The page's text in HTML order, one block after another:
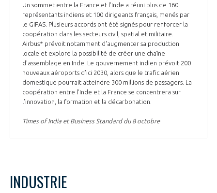
NOS MISSIONS
NOTRE HISTOIRE
LE CONSEIL DU GIFAS
L’ÉQUIPE DU GIFAS
NOS RÉSEAUX À L'INTERNATIONAL
FONCTIONNEMENT
GEADS
COMITÉ AERO PME
STARTAIR
COMMISSIONS ET COMITÉS
ACCOMPAGNEMENT DE NOS ADHÉRENTS
LES PROGRAMMES DU GIFAS
UN ÉCOSYSTÈME INTÉGRÉ ET COHÉRENT
LA MÉDIATION
LA MÉDIATION DANS LA FILIÈRE AÉRONAUTIQUE ET SPATIALE
L'OBSERVATOIRE
CHIFFRES CLÉS
Un sommet entre la France et l’Inde a réuni plus de 160
représentants indiens et 100 dirigeants français, menés par
le GIFAS. Plusieurs accords ont été signés pour renforcer la
coopération dans les secteurs civil, spatial et militaire.
Airbus* prévoit notamment d'augmenter sa production
locale et explore la possibilité de créer une chaîne
d'assemblage en Inde. Le gouvernement indien prévoit 200
nouveaux aéroports d’ici 2030, alors que le trafic aérien
domestique pourrait atteindre 300 millions de passagers. La
coopération entre l’Inde et la France se concentrera sur
l’innovation, la formation et la décarbonation.
Times of India et Business Standard du 8 octobre
INDUSTRIE
Découvrez les avantages d'adhérer au GIFAS.
Rencontres, salons, données sectorielles,
programmes ...